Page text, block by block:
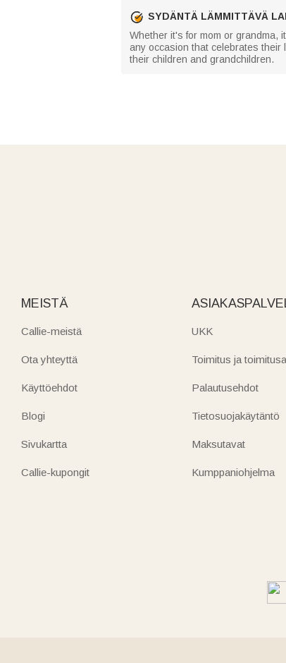
SYDÄNTÄ LÄMMITTÄVÄ
Whether it's for mom or grandma,
any occasion that celebrates their
their children and grandchildren.
MEISTÄ
Callie-meistä
Ota yhteyttä
Käyttöehdot
Blogi
Sivukartta
Callie-kupongit
UKK
Toimitus ja
Palautusehdot
Tietosuojakäytäntö
Maksutavat
Kumppaniohjelma